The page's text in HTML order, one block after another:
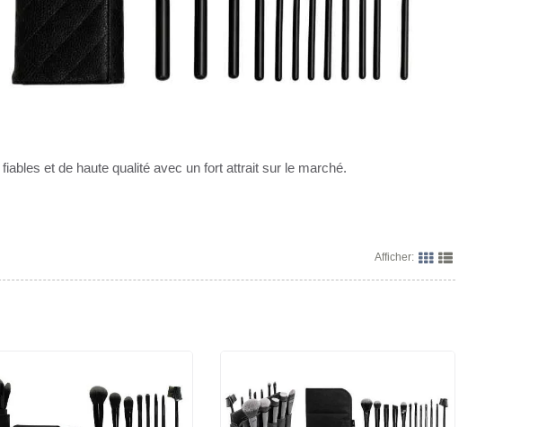
et de haute qualité avec un fort attrait sur le marché.
Afficher: